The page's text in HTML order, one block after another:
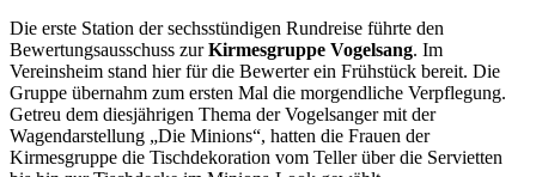
Die erste Station der sechsstündigen Rundreise führte den
Bewertungsausschuss zurKirmesgruppe Vogelsang. Im
Vereinsheim stand hier für die Bewerter ein Frühstück bereit. Die
Gruppe übernahm zum ersten Mal die morgendliche Verpflegung.
Getreu dem diesjährigen Thema der Vogelsanger mit der
Wagendarstellung „Die Minions“, hatten die Frauen der
Kirmesgruppe die Tischdekoration vom Teller über die Servietten